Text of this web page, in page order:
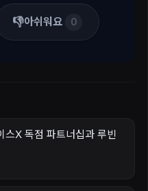
👎아쉬워요 0
X 독점 파트너십과 루빈